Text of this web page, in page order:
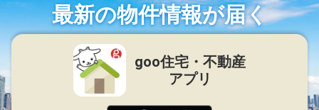
最新の物件情報が届く
goo住宅・不動産
アプリ